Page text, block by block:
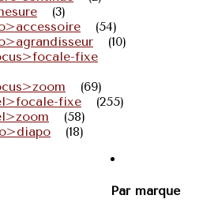
(3)
(54)
(10)
fixe
(69)
fixe
(255)
(58)
(18)
Par marque